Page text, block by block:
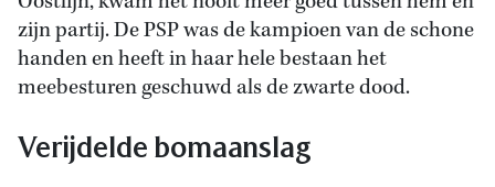
zijn partij. De PSP was de kampioen van de schone
handen en heeft in haar hele bestaan het
meebesturen geschuwd als de zwarte dood.
Verijdelde bomaanslag